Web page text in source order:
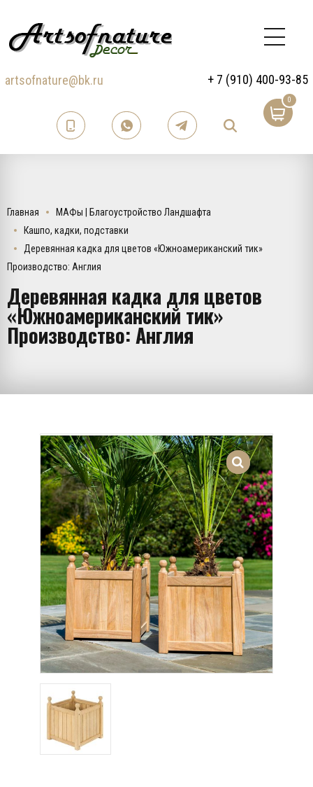
artsofnature@bk.ru + 7 (910) 400-93-85
0
Главная
МАФы | Благоустройство Ландшафта
Кашпо, кадки, подставки
Деревянная кадка для цветов «Южноамериканский тик»
Производство: Англия
Деревянная кадка для цветов
«Южноамериканский тик»
Производство: Англия